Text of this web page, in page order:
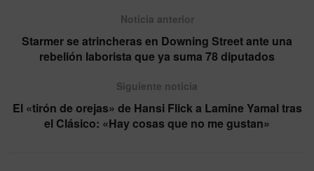
Noticia anterior
Starmer se atrincheras en Downing Street ante una
rebelión laborista que ya suma 78 diputados
Siguiente noticia
El «tirón de orejas» de Hansi Flick a Lamine Yamal tras
el Clásico: «Hay cosas que no me gustan»